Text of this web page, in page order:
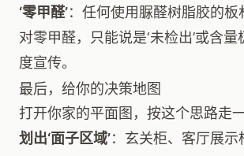
‘零甲醛’：任何使用脲醛树脂胶的板
对零甲醛，只能说是‘未检出’或含
度宣传。
最后，给你的决策地图
打开你家的平面图，按这个思路走一
划出‘面子区域’：玄关柜、客厅展示